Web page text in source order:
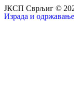
ЈКСП Сврљиг ©
Израда и